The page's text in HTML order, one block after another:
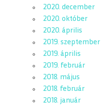
2020. december
2020. október
2020. április
2019. szeptember
2019. április
2019. február
2018. május
2018. február
2018. január